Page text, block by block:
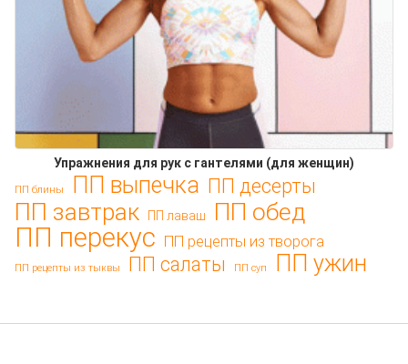
Упражнения для рук с гантелями (для женщин)
ПП блины ПП выпечка ПП десерты
ПП завтрак ПП лаваш ПП обед
ПП перекус ПП рецепты из творога
ПП рецепты из тыквы ПП салаты ПП суп ПП ужин